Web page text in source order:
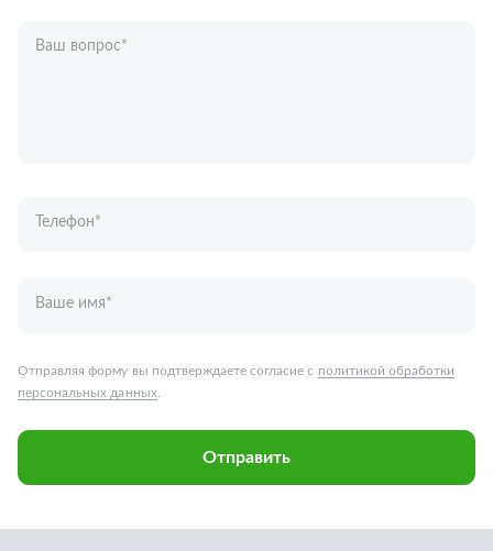
Ваш вопрос*
Запчасти для грузовых автомобилей
Каталог запчастей
Спецпредложения